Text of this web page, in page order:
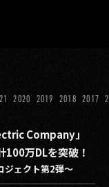
2020 2019 2018 2017
Company」
万DLを突破！
ジェクト第2弾〜